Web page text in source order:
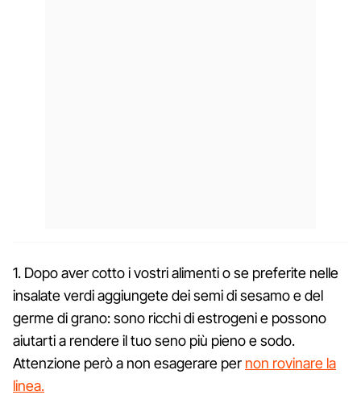
1. Dopo aver cotto i vostri alimenti o se preferite nelle
insalate verdi aggiungete dei semi di sesamo e del
germe di grano: sono ricchi di estrogeni e possono
aiutarti a rendere il tuo seno più pieno e sodo.
Attenzione però a non esagerare per non rovinare la
linea.